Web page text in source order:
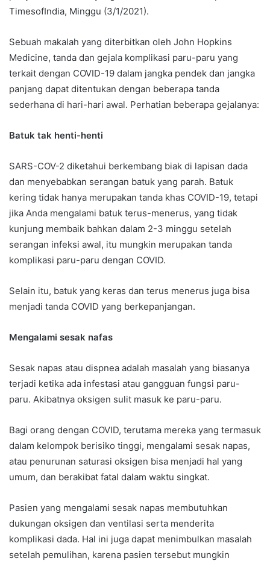
TimesofIndia, Minggu (3/1/2021).
Sebuah makalah yang diterbitkan oleh John Hopkins
Medicine, tanda dan gejala komplikasi paru-paru yang
terkait dengan COVID-19 dalam jangka pendek dan jangka
panjang dapat ditentukan dengan beberapa tanda
sederhana di hari-hari awal. Perhatian beberapa gejalanya:
Batuk tak henti-henti
SARS-COV-2 diketahui berkembang biak di lapisan dada
dan menyebabkan serangan batuk yang parah. Batuk
kering tidak hanya merupakan tanda khas COVID-19, tetapi
jika Anda mengalami batuk terus-menerus, yang tidak
kunjung membaik bahkan dalam 2-3 minggu setelah
serangan infeksi awal, itu mungkin merupakan tanda
komplikasi paru-paru dengan COVID.
Selain itu, batuk yang keras dan terus menerus juga bisa
menjadi tanda COVID yang berkepanjangan.
Mengalami sesak nafas
Sesak napas atau dispnea adalah masalah yang biasanya
terjadi ketika ada infestasi atau gangguan fungsi paru-
paru. Akibatnya oksigen sulit masuk ke paru-paru.
Bagi orang dengan COVID, terutama mereka yang termasuk
dalam kelompok berisiko tinggi, mengalami sesak napas,
atau penurunan saturasi oksigen bisa menjadi hal yang
umum, dan berakibat fatal dalam waktu singkat.
Pasien yang mengalami sesak napas membutuhkan
dukungan oksigen dan ventilasi serta menderita
komplikasi dada. Hal ini juga dapat menimbulkan masalah
setelah pemulihan, karena pasien tersebut mungkin